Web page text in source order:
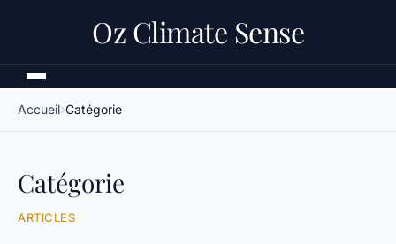
Oz Climate Sense
Accueil Catégorie
Catégorie
ARTICLES